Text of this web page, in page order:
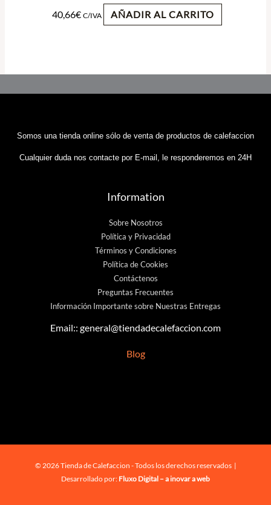
40,66€ C/IVA AÑADIR AL CARRITO
Somos una tienda online sólo de venta de productos de calefaccion
Cualquier duda nos contacte por E-mail, le responderemos en 24H
Information
Sobre Nosotros
Política y Privacidad
Términos y Condiciones
Política de Cookies
Contáctenos
Preguntas Frecuentes
Información Importante sobre Nuestras Entregas
Email:: general@tiendadecalefaccion.com
Blog
© 2026 Tienda de Calefaccion - Todos los derechos reservados |
Desarrollado por: Fluxo Digital – a inovar a web